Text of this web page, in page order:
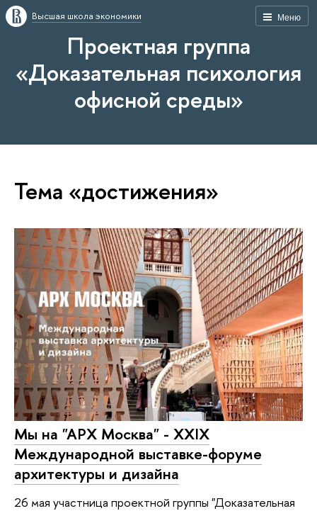
Меню
Высшая школа экономики
Проектная группа
«Доказательная психология
офисной среды»
Тема «достижения»
Мы на "АРХ Москва" - XXIX
Международной выставке-форуме
архитектуры и дизайна
26 мая участница проектной группы "Доказательная